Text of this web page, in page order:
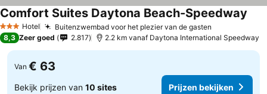
3 SterrenHotel Buitenzwembad voor het plezier van de gasten
Comfort Suites Daytona Beach-Speedway
8,3 Zeer goed 2.817 2.2 km vanaf Daytona International Speedway
Van € 63
Bekijk prijzen van 10 sites Prijzen bekijken